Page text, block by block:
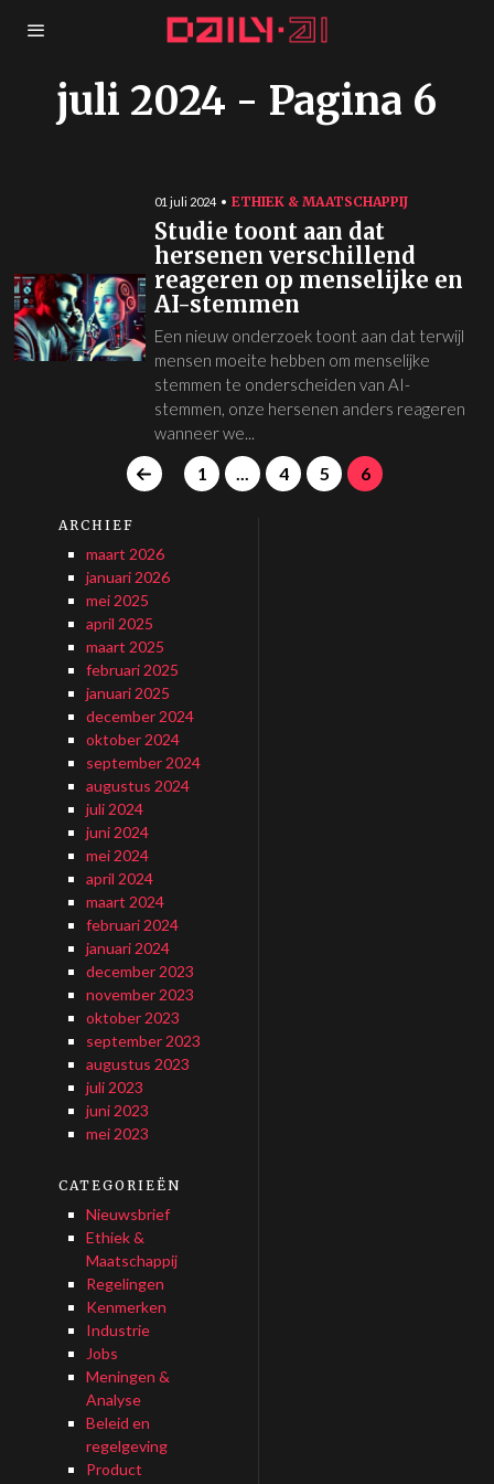
juli 2024 - Pagina 6
01 juli 2024 ETHIEK & MAATSCHAPPIJ
Studie toont aan dat
hersenen verschillend
reageren op menselijke en
AI-stemmen
Een nieuw onderzoek toont aan dat terwijl
mensen moeite hebben om menselijke
stemmen te onderscheiden van AI-
stemmen, onze hersenen anders reageren
wanneer we...
1 ... 4 5 6
ARCHIEF
maart 2026
januari 2026
mei 2025
april 2025
maart 2025
februari 2025
januari 2025
december 2024
oktober 2024
september 2024
augustus 2024
juli 2024
juni 2024
mei 2024
april 2024
maart 2024
februari 2024
januari 2024
december 2023
november 2023
oktober 2023
september 2023
augustus 2023
juli 2023
juni 2023
mei 2023
CATEGORIEËN
Nieuwsbrief
Ethiek &
Maatschappij
Regelingen
Kenmerken
Industrie
Jobs
Meningen &
Analyse
Beleid en
regelgeving
Product